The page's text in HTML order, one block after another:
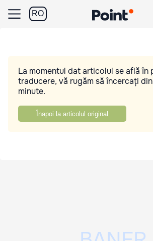
RO
La momentul dat articolul se află în
traducere, vă rugăm să încercați
minute.
Înapoi la articolul original